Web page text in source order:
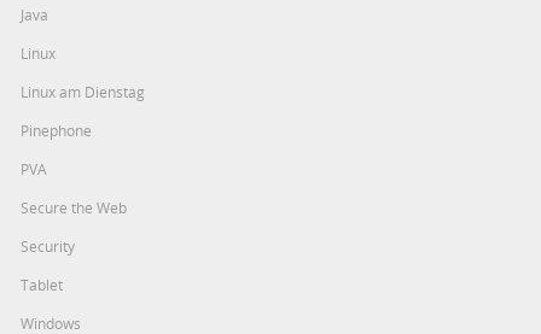
Java
Linux
Linux am Dienstag
Pinephone
PVA
Secure the Web
Security
Tablet
Windows